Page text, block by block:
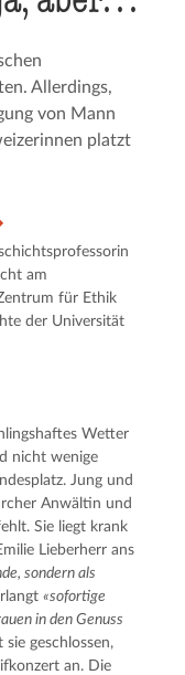
Allerdings,
von Mann
platzt
am
für Ethik
der Universität
Wetter
nicht wenige
Jung und
Anwältin und
Sie liegt krank
Lieberherr ans
sondern als
«sofortige
in den Genuss
sie geschlossen,
an. Die